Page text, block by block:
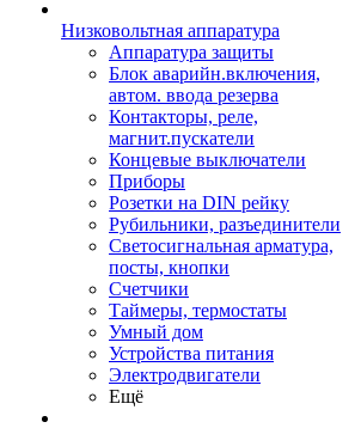
Низковольтная аппаратура
Аппаратура защиты
Блок аварийн.включения,
автом. ввода резерва
Контакторы, реле,
магнит.пускатели
Концевые выключатели
Приборы
Розетки на DIN рейку
Рубильники, разъединители
Светосигнальная арматура,
посты, кнопки
Счетчики
Таймеры, термостаты
Умный дом
Устройства питания
Электродвигатели
Ещё